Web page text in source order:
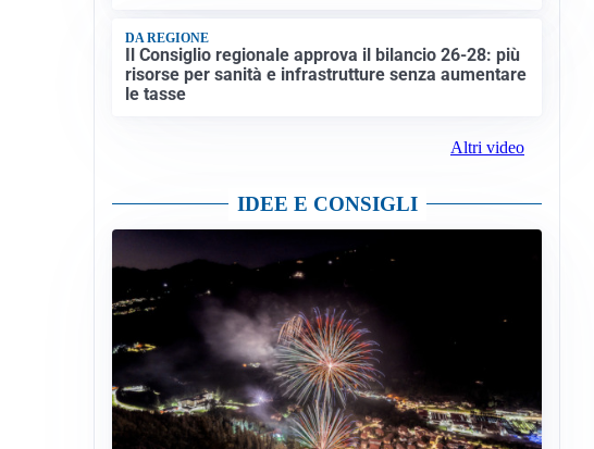
DA REGIONE
Il Consiglio regionale approva il bilancio 26-28: più
risorse per sanità e infrastrutture senza aumentare
le tasse
Altri video
IDEE E CONSIGLI